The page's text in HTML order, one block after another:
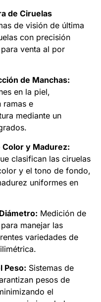
de Ciruelas
de visión de última
con precisión
venta al por
de Manchas:
en la piel,
ramas e
mediante un
Color y Madurez:
clasifican las ciruelas
y el tono de fondo,
uniformes en
Medición de
manejar las
variedades de
Peso: Sistemas de
pesos de
el